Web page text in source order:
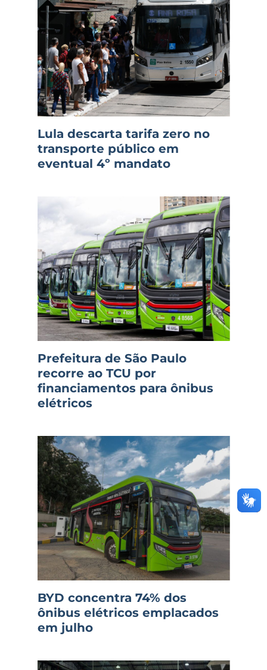
Lula descarta tarifa zero no
transporte público em
eventual 4º mandato
Prefeitura de São Paulo
recorre ao TCU por
financiamentos para ônibus
elétricos
BYD concentra 74% dos
ônibus elétricos emplacados
em julho